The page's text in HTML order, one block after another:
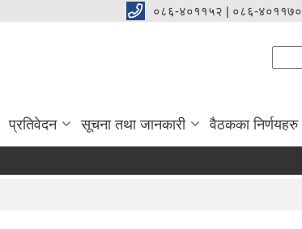
०८६-४०११५२ | ०८६-४०११७०
प्रतिवेदन सूचना तथा जानकारी वैठकका निर्णयहरु